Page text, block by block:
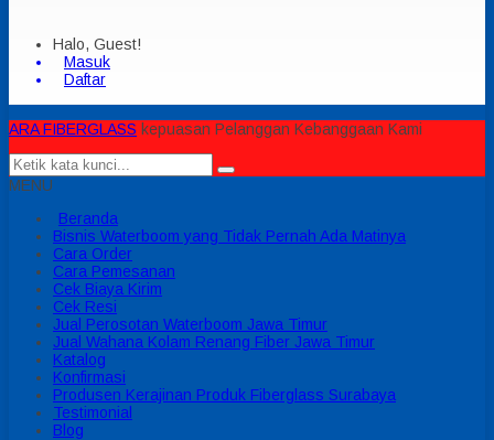
Halo, Guest!
Masuk
Daftar
ARA FIBERGLASS kepuasan Pelanggan Kebanggaan Kami
MENU
Beranda
Bisnis Waterboom yang Tidak Pernah Ada Matinya
Cara Order
Cara Pemesanan
Cek Biaya Kirim
Cek Resi
Jual Perosotan Waterboom Jawa Timur
Jual Wahana Kolam Renang Fiber Jawa Timur
Katalog
Konfirmasi
Produsen Kerajinan Produk Fiberglass Surabaya
Testimonial
Blog